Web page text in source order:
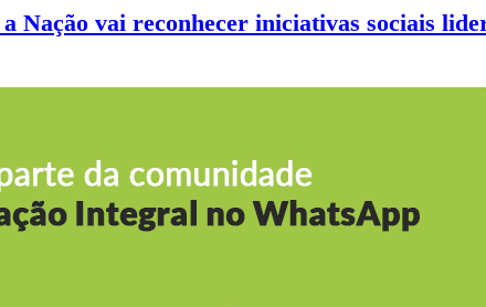
Nação vai reconhecer iniciativas sociais